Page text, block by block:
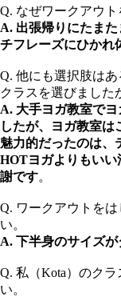
Q. なぜワークアウ
A. 出張帰りにたま
チフレーズにひかれ
Q. 他にも選択肢は
クラスを選びました
A. 大手ヨガ教室で
したが、ヨガ教室は
魅力的だったのは、
HOTヨガよりもい
謝です。
Q. ワークアウトを
い。
A. 下半身のサイズが
Q. 私（Kota）のク
い。